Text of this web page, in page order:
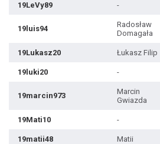
19LeVy89 -
19luis94
Radosław
Domagała
19Lukasz20 Łukasz Filip
19luki20 -
19marcin973
Marcin
Gwiazda
19Mati10 -
19matii48 Matii